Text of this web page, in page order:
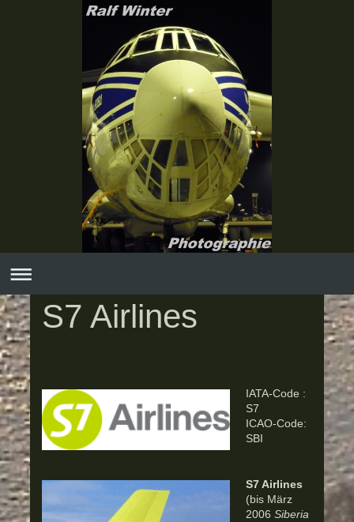
S7 Airlines
IATA-Code :
S7
ICAO-Code:
SBI
S7 Airlines
(bis März
2006 Siberia